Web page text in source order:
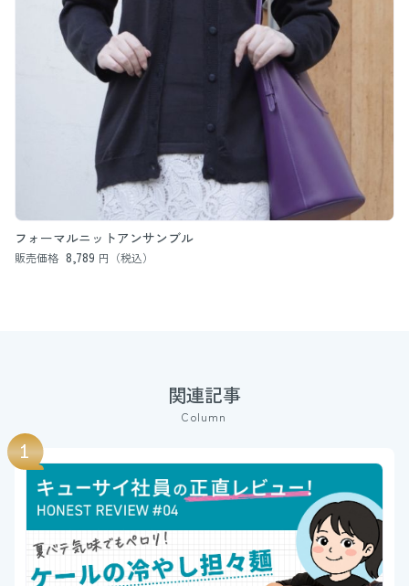
フォーマルニットアンサンブル
販売価格 8,789 円（税込）
関連記事
Column